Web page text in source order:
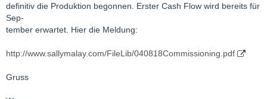
definitiv die Produktion begonnen. Erster Cash Flow wird bereits für
Sep-
tember erwartet. Hier die Meldung:
http://www.sallymalay.com/FileLib/040818Commissioning.pdf
Gruss